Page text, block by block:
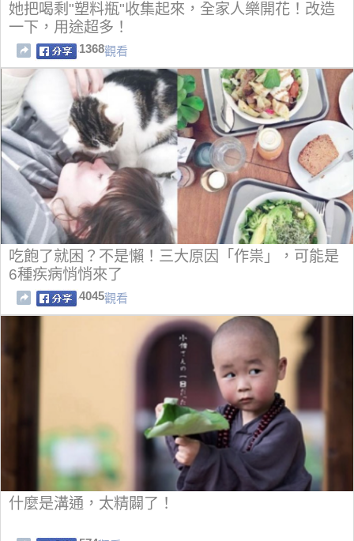
她把喝剩"塑料瓶"收集起來，全家人樂開花！改造
一下，用途超多！
1368觀看
吃飽了就困？不是懶！三大原因「作祟」，可能是
6種疾病悄悄來了
4045觀看
什麼是溝通，太精闢了！